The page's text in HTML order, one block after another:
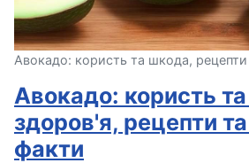
Авокадо: користь та шкода, рецепти
Авокадо: користь
здоров'я, рецепти та
факти